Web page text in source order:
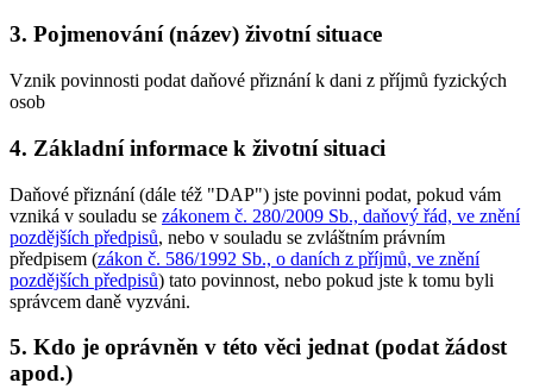
3. Pojmenování (název) životní situace
Vznik povinnosti podat daňové přiznání k dani z příjmů fyzických
osob
4. Základní informace k životní situaci
Daňové přiznání (dále též "DAP") jste povinni podat, pokud vám
vzniká v souladu se zákonem č. 280/2009 Sb., daňový řád, ve znění
pozdějších předpisů, nebo v souladu se zvláštním právním
předpisem (zákon č. 586/1992 Sb., o daních z příjmů, ve znění
pozdějších předpisů) tato povinnost, nebo pokud jste k tomu byli
správcem daně vyzváni.
5. Kdo je oprávněn v této věci jednat (podat žádost
apod.)